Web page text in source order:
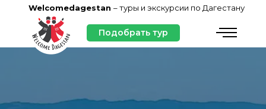
Подобрать тур
Welcomedagestan – туры и экскурсии по Дагестану